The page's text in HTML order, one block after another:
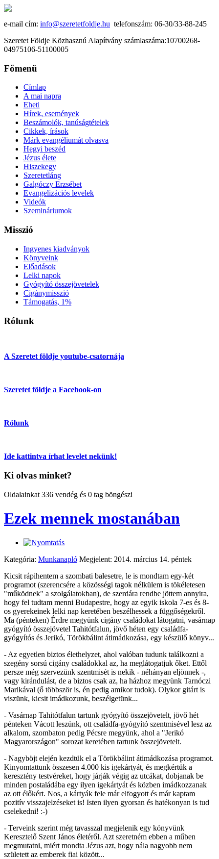
e-mail cím: info@szeretetfoldje.hu telefonszám: 06-30/33-88-245
Szeretet Földje Közhasznú Alapítvány számlaszáma:10700268-
04975106-51100005
Főmenü
Címlap
A mai napra
Eheti
Hírek, események
Beszámolók, tanúságtételek
Cikkek, írások
Márk evangéliumát olvasva
Hegyi beszéd
Jézus élete
Hiszekegy
Szeretetláng
Galgóczy Erzsébet
Evangelizációs levelek
Videók
Szemináriumok
Misszió
Ingyenes kiadványok
Könyveink
Előadások
Lelki napok
Gyógyító összejövetelek
Cigánymisszió
Támogatás, 1%
Rólunk
A Szeretet földje youtube-csatornája
Szeretet földje a Facebook-on
Rólunk
Ide kattintva írhat levelet nekünk!
Ki olvas minket?
Oldalainkat 336 vendég és 0 tag böngészi
Ezek mennek mostanában
Kategória: Munkanapló Megjelent: 2014. március 14. péntek
Kicsit rápihentem a szombati balesetre, le is mondtam egy-két
programot (szerencsére a közösségi tagok nélkülem is tökéletesen
"működnek" a szolgálatokban), de szerdára rendbe jöttem annyira,
hogy fel tudtam menni Budapestre, hogy az egyik iskola 7-es és 8-
os gyerekeinek lelki nap keretében beszélhessek a függőségekről.
Ma (pénteken) Érdre megyünk cigány családokat látogatni, vasárnap
gyógyító összejövetel Tahitótfalun, jövő héten egy családfa-
gyógyítós és Jerikó, Törökbálint átimádkozása, egy készülő könyv...
- Az egyetlen biztos élethelyzet, ahol valóban tudunk találkozni a
szegény sorsú cigány családokkal az, ha meglátogatjuk őket. Ettől
persze még szervezünk szentmisét is nekik - néhányan eljönnek -,
vagy kirándulást, de a biztos csak az, ha házhoz megyünk Tarnóczi
Marikával (ő többször is, én pedig amikor tudok). Olykor gitárt is
viszünk, kicsit imádkozunk, beszélgetünk...
- Vasárnap Tahitótfalun tartunk gyógyító összejövetelt, jövő hét
pénteken Vácott leszünk, ott családfa-gyógyító szentmisével lesz az
alkalom, szombaton pedig Pécsre megyünk, ahol a "Jerikó
Magyarországon" sorozat keretében tartunk összejövetelt.
- Nagyböjt elején kezdtük el a Törökbálint átimádkozása programot.
Kinyomtattunk összesen 4.000 kis igekártyát, és megkértük a
keresztény testvéreket, hogy járják végig az utcákat, dobjanak be
minden postaládába egy ilyen igekártyát és közben imádkozzanak
az ott élőkért. Nos, a kártyák fele már elfogyott és már kaptam
pozitív visszajelzéseket is! Isten ilyen gyorsan és hatékonyan is tud
cselekedni! :-)
- Terveink szerint még tavasszal megjelenik egy könyvünk
Keresztelő Szent János életéről. Azt szeretném ebben a műben
megmutatni, miért mondta Jézus azt, hogy nála nagyobb nem
született az emberek fiai között...